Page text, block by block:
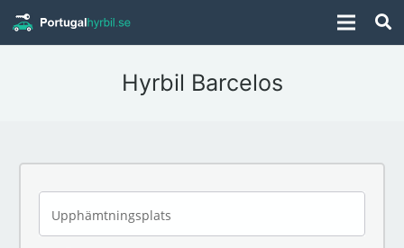
Hyrbil Barcelos
Upphämtningsplats